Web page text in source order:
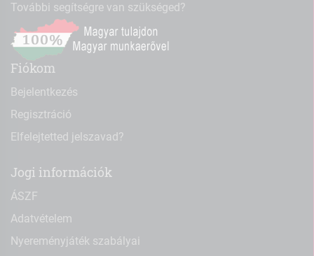
További segítségre van szükséged?
Fiókom
Bejelentkezés
Regisztráció
Elfelejtetted jelszavad?
Jogi információk
ÁSZF
Adatvételem
Nyereményjáték szabályai